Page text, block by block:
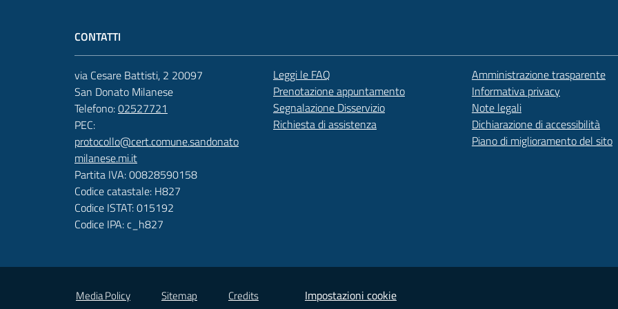
CONTATTI
via Cesare Battisti, 2 20097
San Donato Milanese
Telefono:02527721
PEC:
protocollo@cert.comune.sandonato
milanese.mi.it
Partita IVA: 00828590158
Codice catastale: H827
Codice ISTAT: 015192
Codice IPA: c_h827
Leggi le FAQ
Prenotazione appuntamento
Segnalazione Disservizio
Richiesta di assistenza
Amministrazione trasparente
Informativa privacy
Note legali
Dichiarazione di accessibilità
Piano di miglioramento del sito
Media Policy Sitemap Credits Impostazioni cookie